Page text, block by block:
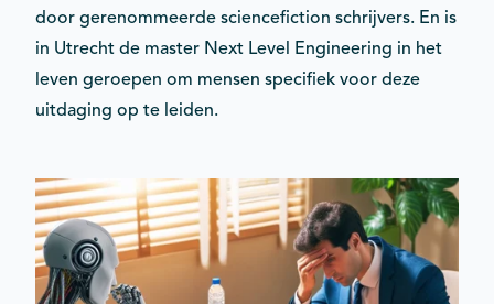
door gerenommeerde sciencefiction schrijvers. En is
in Utrecht de master Next Level Engineering in het
leven geroepen om mensen specifiek voor deze
uitdaging op te leiden.